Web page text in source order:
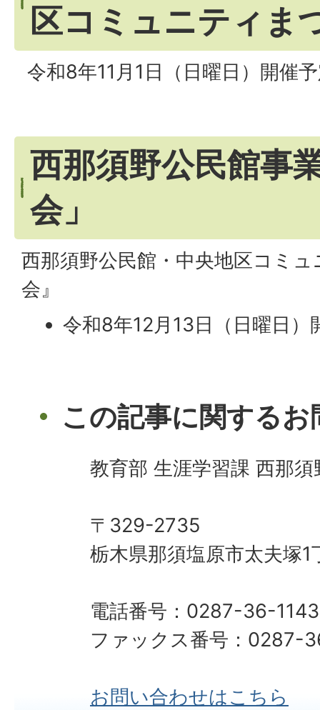
区コミュニティま
令和8年11月1日（日曜日）開催
西那須野公民館事
会」
西那須野公民館・中央地区コミ
会』
令和8年12月13日（日曜日）
この記事に関する
教育部 生涯学習課 西那須
〒329-2735
栃木県那須塩原市太夫塚
電話番号：0287-36-1143
ファックス番号：0287-
お問い合わせはこちら